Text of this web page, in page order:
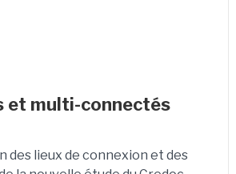
et multi-connectés
des lieux de connexion et des